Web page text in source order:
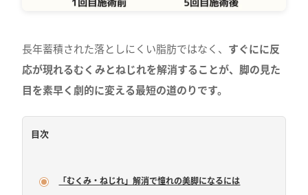
長年蓄積された落としにくい脂肪ではなく、 すぐにに反
応が現れるむくみとねじれを解消することが、脚の見た
目を素早く劇的に変える最短の道のりです。
目次
「むくみ・ねじれ」解消で憧れの美脚になるには